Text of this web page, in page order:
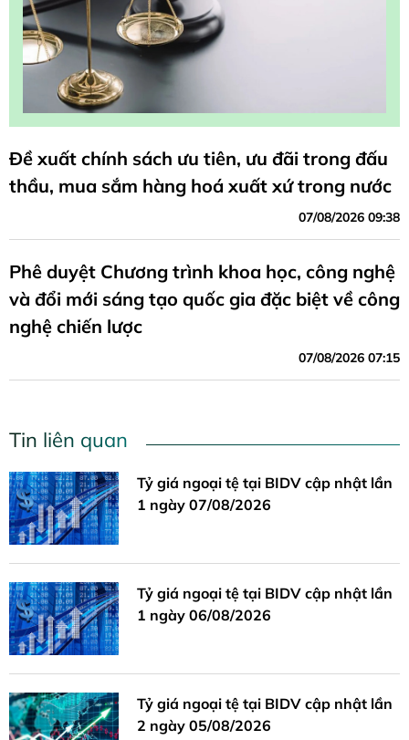
Đề xuất chính sách ưu tiên, ưu đãi trong đấu
thầu, mua sắm hàng hoá xuất xứ trong nước
07/08/2026 09:38
Phê duyệt Chương trình khoa học, công nghệ
và đổi mới sáng tạo quốc gia đặc biệt về công
nghệ chiến lược
07/08/2026 07:15
Tin liên quan
Tỷ giá ngoại tệ tại BIDV cập nhật lần
1 ngày 07/08/2026
Tỷ giá ngoại tệ tại BIDV cập nhật lần
1 ngày 06/08/2026
Tỷ giá ngoại tệ tại BIDV cập nhật lần
2 ngày 05/08/2026